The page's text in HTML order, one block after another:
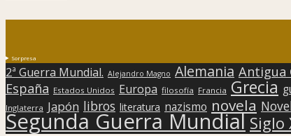
Sorpresa
2ª Guerra Mundial. Alejandro Magno Alemania Antigua
España Estados Unidos Europa filosofía Francia Grecia
Inglaterra Japón libros literatura nazismo novela
Segunda Guerra Mundial Siglo